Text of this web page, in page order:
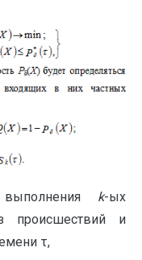
k-ых
происшествий и
τ,